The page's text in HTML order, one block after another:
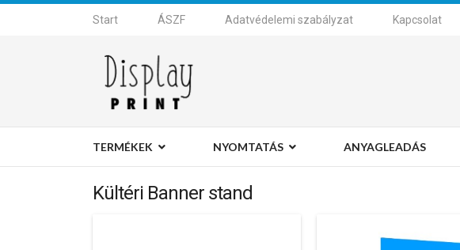
Start ÁSZF Adatvédelemi szabályzat Kapcsolat
TERMÉKEK NYOMTATÁS ANYAGLEADÁS
Kültéri Banner stand